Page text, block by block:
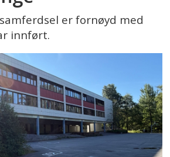
er fornøyd med
innført.